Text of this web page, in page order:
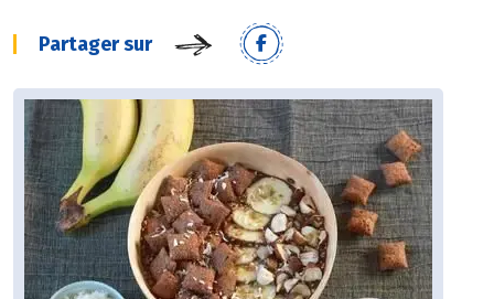
Partager sur